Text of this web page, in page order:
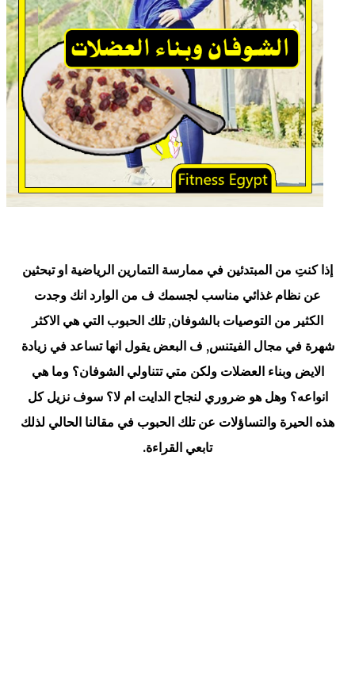
إذا كنتِ من المبتدئين في ممارسة التمارين الرياضية او تبحثين
عن نظام غذائي مناسب لجسمك ف من الوارد انك وجدت
الكثير من التوصيات بالشوفان, تلك الحبوب التي هي الاكثر
شهرة في مجال الفيتنس, ف البعض يقول انها تساعد في زيادة
الايض وبناء العضلات ولكن متي تتناولي الشوفان؟ وما هي
انواعه؟ وهل هو ضروري لنجاح الدايت ام لا؟ سوف نزيل كل
هذه الحيرة والتساؤلات عن تلك الحبوب في مقالنا الحالي لذلك
تابعي القراءة.